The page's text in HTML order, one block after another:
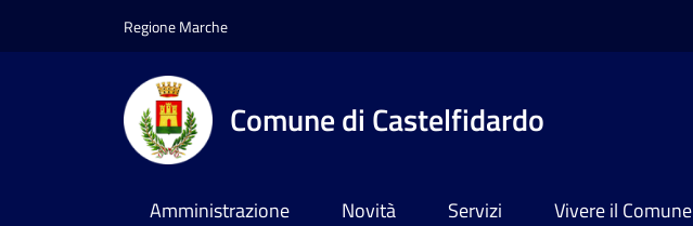
Regione Marche
Comune di Castelfidardo
Amministrazione Novità Servizi Vivere il Comune